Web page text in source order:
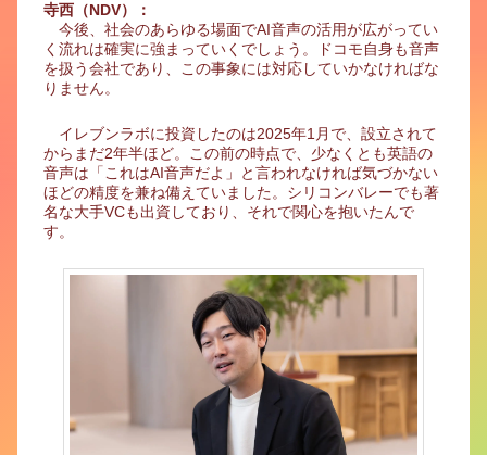
寺西（NDV）：
今後、社会のあらゆる場面でAI音声の活用が広がってい
く流れは確実に強まっていくでしょう。ドコモ自身も音声
を扱う会社であり、この事象には対応していかなければな
りません。
イレブンラボに投資したのは2025年1月で、設立されて
からまだ2年半ほど。この前の時点で、少なくとも英語の
音声は「これはAI音声だよ」と言われなければ気づかない
ほどの精度を兼ね備えていました。シリコンバレーでも著
名な大手VCも出資しており、それで関心を抱いたんで
す。